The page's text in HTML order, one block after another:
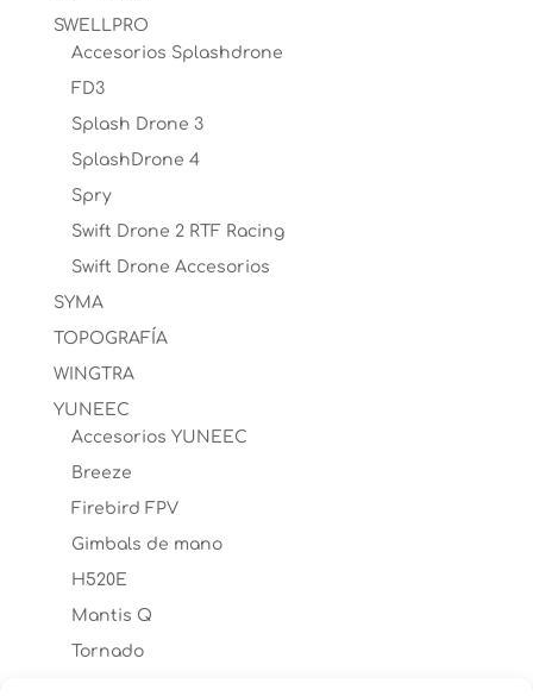
SWELLPRO
Accesorios Splashdrone
FD3
Splash Drone 3
SplashDrone 4
Spry
Swift Drone 2 RTF Racing
Swift Drone Accesorios
SYMA
TOPOGRAFÍA
WINGTRA
YUNEEC
Accesorios YUNEEC
Breeze
Firebird FPV
Gimbals de mano
H520E
Mantis Q
Tornado